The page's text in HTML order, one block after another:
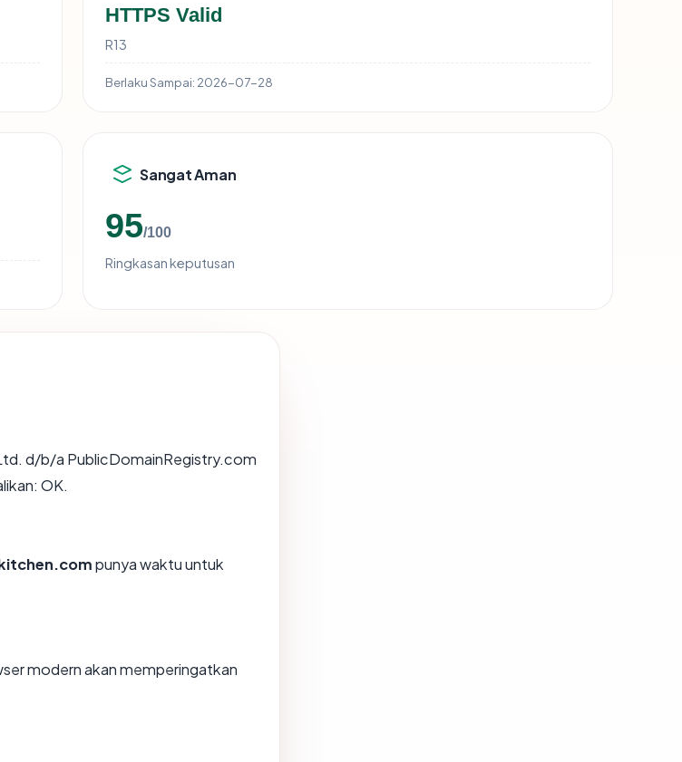
HTTPS Valid
R13
Berlaku Sampai: 2026-07-28
Sangat Aman
95/100
Ringkasan keputusan
d/b/a PublicDomainRegistry.com
OK.
punya waktu untuk
modern akan memperingatkan